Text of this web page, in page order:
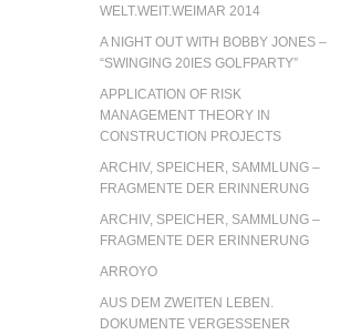
WELT.WEIT.WEIMAR 2014
A NIGHT OUT WITH BOBBY JONES –
“SWINGING 20IES GOLFPARTY”
APPLICATION OF RISK
MANAGEMENT THEORY IN
CONSTRUCTION PROJECTS
ARCHIV, SPEICHER, SAMMLUNG –
FRAGMENTE DER ERINNERUNG
ARCHIV, SPEICHER, SAMMLUNG –
FRAGMENTE DER ERINNERUNG
ARROYO
AUS DEM ZWEITEN LEBEN.
DOKUMENTE VERGESSENER